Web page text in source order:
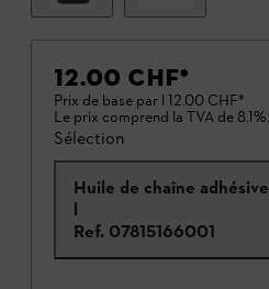
12.00 CHF*
Prix de base par l 12.00 CHF*
Le prix comprend la TVA de 8.1%.
Sélection
Huile de chaîne
Ref. 07815166001